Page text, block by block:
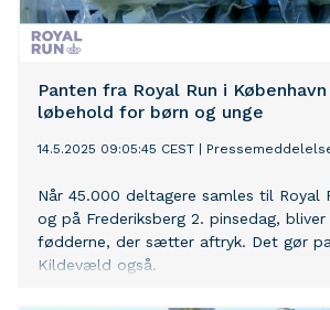
Panten fra Royal Run i
løbehold for børn og unge
14.5.2025 09:05:45 CEST
Når 45.000 deltagere samles til Royal
og på Frederiksberg 2. pinsedag,
fødderne, der sætter aftryk. Det gør
Kildevæld også.